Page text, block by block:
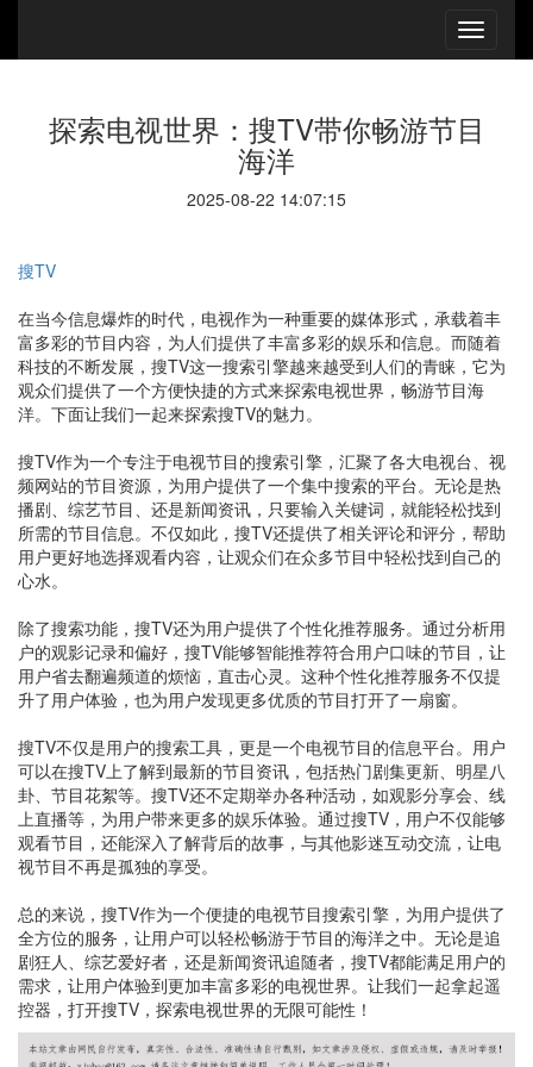
探索电视世界：搜TV带你畅游节目
海洋
2025-08-22 14:07:15
搜TV
在当今信息爆炸的时代，电视作为一种重要的媒体形式，承载着丰
富多彩的节目内容，为人们提供了丰富多彩的娱乐和信息。而随着
科技的不断发展，搜TV这一搜索引擎越来越受到人们的青睐，它为
观众们提供了一个方便快捷的方式来探索电视世界，畅游节目海
洋。下面让我们一起来探索搜TV的魅力。
搜TV作为一个专注于电视节目的搜索引擎，汇聚了各大电视台、视
频网站的节目资源，为用户提供了一个集中搜索的平台。无论是热
播剧、综艺节目、还是新闻资讯，只要输入关键词，就能轻松找到
所需的节目信息。不仅如此，搜TV还提供了相关评论和评分，帮助
用户更好地选择观看内容，让观众们在众多节目中轻松找到自己的
心水。
除了搜索功能，搜TV还为用户提供了个性化推荐服务。通过分析用
户的观影记录和偏好，搜TV能够智能推荐符合用户口味的节目，让
用户省去翻遍频道的烦恼，直击心灵。这种个性化推荐服务不仅提
升了用户体验，也为用户发现更多优质的节目打开了一扇窗。
搜TV不仅是用户的搜索工具，更是一个电视节目的信息平台。用户
可以在搜TV上了解到最新的节目资讯，包括热门剧集更新、明星八
卦、节目花絮等。搜TV还不定期举办各种活动，如观影分享会、线
上直播等，为用户带来更多的娱乐体验。通过搜TV，用户不仅能够
观看节目，还能深入了解背后的故事，与其他影迷互动交流，让电
视节目不再是孤独的享受。
总的来说，搜TV作为一个便捷的电视节目搜索引擎，为用户提供了
全方位的服务，让用户可以轻松畅游于节目的海洋之中。无论是追
剧狂人、综艺爱好者，还是新闻资讯追随者，搜TV都能满足用户的
需求，让用户体验到更加丰富多彩的电视世界。让我们一起拿起遥
控器，打开搜TV，探索电视世界的无限可能性！